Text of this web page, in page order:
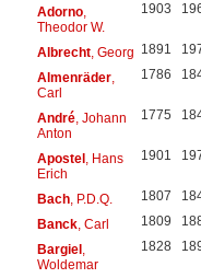
Adorno,
Theodor W.
1903
Albrecht, Georg 1891
Almenräder,
Carl
1786
André, Johann
Anton
1775
Apostel , Hans
Erich
1901
Bach, P.D.Q. 1807
Banck, Carl 1809
Bargiel ,
Woldemar
1828